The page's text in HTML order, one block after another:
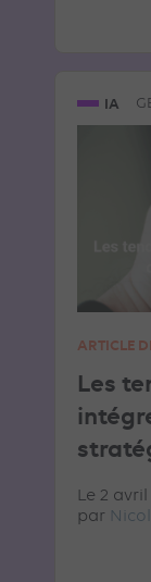
IA
ARTICLE
Les
Le 2
par